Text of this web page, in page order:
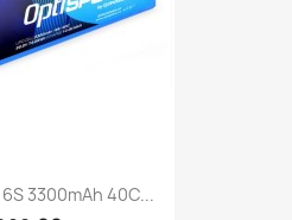
6S 3300mAh 40C...